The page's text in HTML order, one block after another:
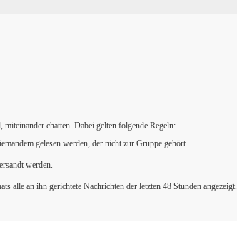
chatten. Dabei gelten folgende Regeln:
gelesen werden, der nicht zur Gruppe gehört.
werden.
alle an ihn gerichtete Nachrichten der letzten 48 Stunden angezeigt.